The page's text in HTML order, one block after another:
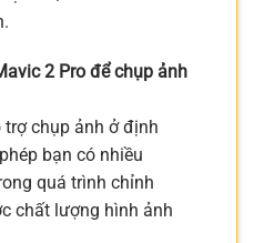
2 Pro để chụp ảnh
trợ chụp ảnh ở định
bạn có nhiều
quá trình chỉnh
chất lượng hình ảnh